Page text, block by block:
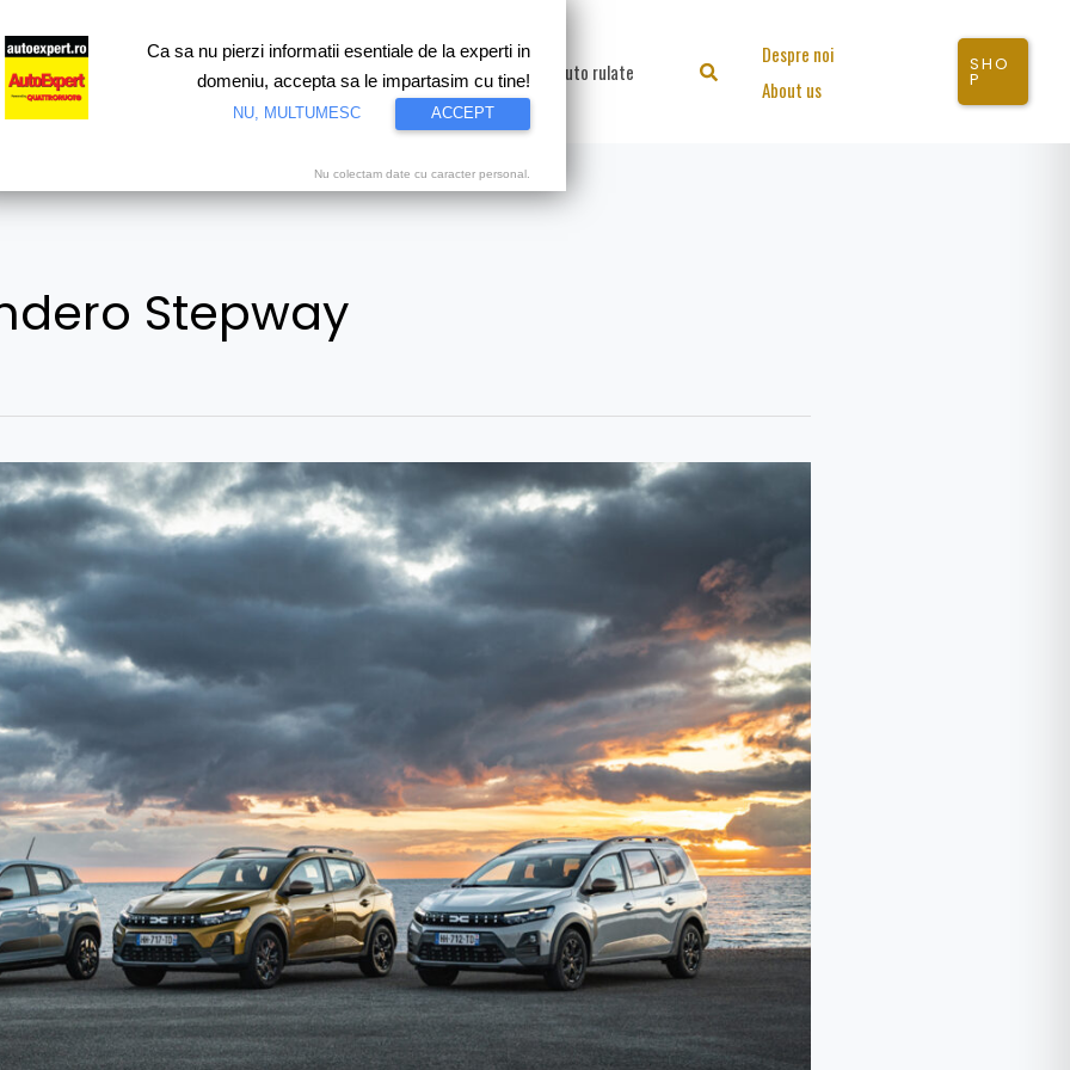
Test drive Motorsport Proiecte speciale Video Auto rulate Search
Despre noi
About us
SHO
P
Stepway
Ca sa nu pierzi informatii esentiale de la experti in
domeniu, accepta sa le impartasim cu tine!
NU, MULTUMESC ACCEPT
Nu colectam date cu caracter personal.